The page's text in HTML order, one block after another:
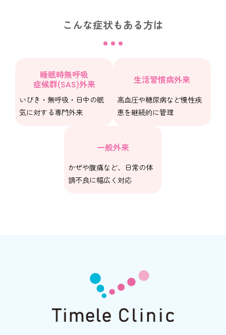
こんな症状もある方は
睡眠時無呼吸
症候群(SAS)外来
いびき・無呼吸・日中の眠
気に対する専門外来
生活習慣病外来
高血圧や糖尿病など慢性疾
患を継続的に管理
一般外来
かぜや腹痛など、日常の体
調不良に幅広く対応